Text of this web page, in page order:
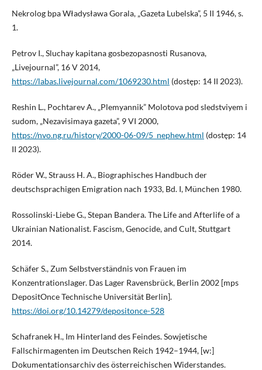
Nekrolog bpa Władysława Gorala, „Gazeta Lubelska”, 5 II 1946, s.
1.
Petrov I., Sluchay kapitana gosbezopasnosti Rusanova,
„Livejournal”, 16 V 2014,
https://labas.livejournal.com/1069230.html (dostęp: 14 II 2023).
Reshin L., Pochtarev A., „Plemyannik” Molotova pod sledstviyem i
sudom, „Nezavisimaya gazeta”, 9 VI 2000,
https://nvo.ng.ru/history/2000-06-09/5_nephew.html (dostęp: 14
II 2023).
Röder W., Strauss H. A., Biographisches Handbuch der
deutschsprachigen Emigration nach 1933, Bd. I, München 1980.
Rossolinski-Liebe G., Stepan Bandera. The Life and Afterlife of a
Ukrainian Nationalist. Fascism, Genocide, and Cult, Stuttgart
2014.
Schäfer S., Zum Selbstverständnis von Frauen im
Konzentrationslager. Das Lager Ravensbrück, Berlin 2002 [mps
DepositOnce Technische Universität Berlin].
https://doi.org/10.14279/depositonce-528
Schafranek H., Im Hinterland des Feindes. Sowjetische
Fallschirmagenten im Deutschen Reich 1942–1944, [w:]
Dokumentationsarchiv des österreichischen Widerstandes.